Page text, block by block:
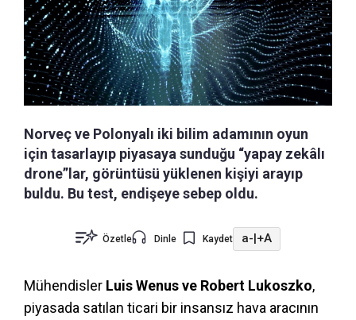
Norveç ve Polonyalı iki bilim adamının oyun
için tasarlayıp piyasaya sunduğu “yapay zekâlı
drone”lar, görüntüsü yüklenen kişiyi arayıp
buldu. Bu test, endişeye sebep oldu.
Özetle Dinle Kaydet a- +A
Mühendisler Luis Wenus ve Robert Lukoszko,
piyasada satılan ticari bir insansız hava aracının